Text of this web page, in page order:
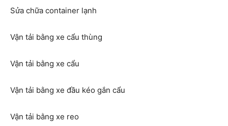
Sửa chữa container lạnh
Vận tải bằng xe cẩu thùng
Vận tải bằng xe cẩu
Vận tải bằng xe đầu kéo gắn cẩu
Vận tải bằng xe reo